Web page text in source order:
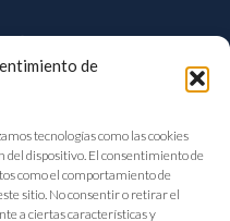
de
tecnologías como las cookies
del dispositivo. El consentimiento de
como el comportamiento de
sitio. No consentir o retirar el
a ciertas características y